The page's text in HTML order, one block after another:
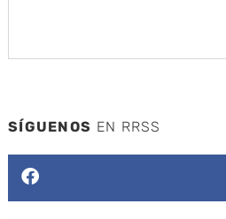
SÍGUENOS EN RRSS